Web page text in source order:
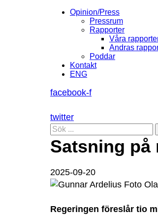
Opinion/Press
Pressrum
Rapporter
Våra
Andras
Poddar
Kontakt
ENG
facebook-f
twitter
Satsning på
2025-09-20
Regeringen föreslår tio